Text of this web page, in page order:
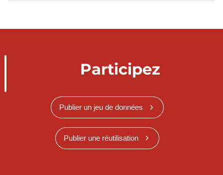
Participez
Publier un jeu de données
Publier une réutilisation